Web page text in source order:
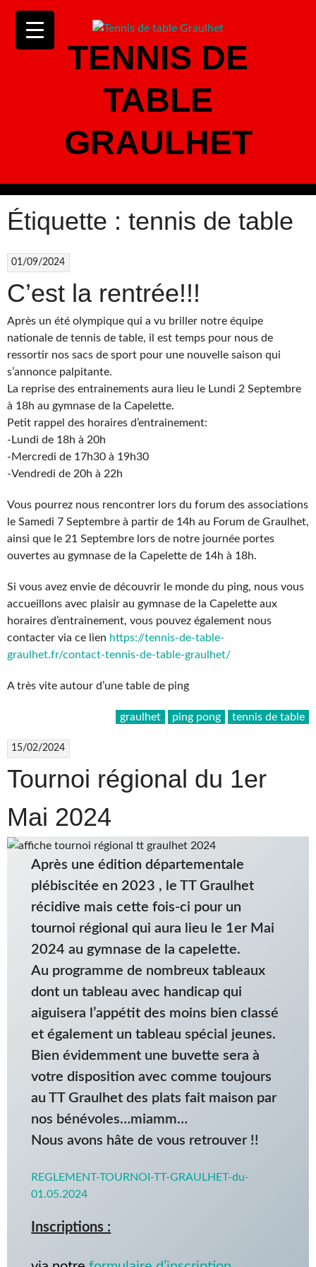
contenu
TENNIS DE
TABLE
GRAULHET
Étiquette : tennis de table
01/09/2024
C’est la rentrée!!!
Après un été olympique qui a vu briller notre équipe
nationale de tennis de table, il est temps pour nous de
ressortir nos sacs de sport pour une nouvelle saison qui
s’annonce palpitante.
La reprise des entrainements aura lieu le Lundi 2 Septembre
à 18h au gymnase de la Capelette.
Petit rappel des horaires d’entrainement:
-Lundi de 18h à 20h
-Mercredi de 17h30 à 19h30
-Vendredi de 20h à 22h
Vous pourrez nous rencontrer lors du forum des associations
le Samedi 7 Septembre à partir de 14h au Forum de Graulhet,
ainsi que le 21 Septembre lors de notre journée portes
ouvertes au gymnase de la Capelette de 14h à 18h.
Si vous avez envie de découvrir le monde du ping, nous vous
accueillons avec plaisir au gymnase de la Capelette aux
horaires d’entrainement, vous pouvez également nous
contacter via ce lien https://tennis-de-table-
graulhet.fr/contact-tennis-de-table-graulhet/
A très vite autour d’une table de ping
graulhet ping pong tennis de table
15/02/2024
Tournoi régional du 1er
Mai 2024
Après une édition départementale
plébiscitée en 2023 , le TT Graulhet
récidive mais cette fois-ci pour un
tournoi régional qui aura lieu le 1er Mai
2024 au gymnase de la capelette.
Au programme de nombreux tableaux
dont un tableau avec handicap qui
aiguisera l’appétit des moins bien classé
et également un tableau spécial jeunes.
Bien évidemment une buvette sera à
votre disposition avec comme toujours
au TT Graulhet des plats fait maison par
nos bénévoles…miamm…
Nous avons hâte de vous retrouver !!
REGLEMENT-TOURNOI-TT-GRAULHET-du-
01.05.2024
Inscriptions :